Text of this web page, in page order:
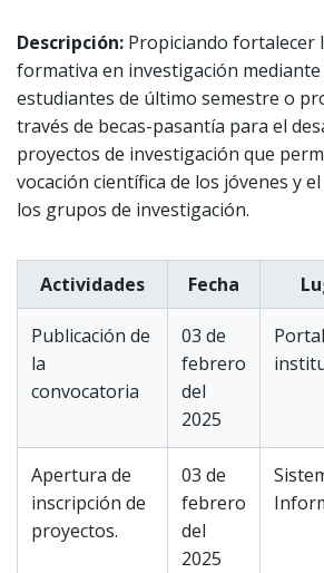
Descripción: Propiciando fortalecer
formativa en investigación mediante
estudiantes de último semestre o
través de becas-pasantía para el
proyectos de investigación que
vocación científica de los jóvenes y
los grupos de investigación.
Actividades Fecha
Publicación de
la
convocatoria
03 de
febrero
del
2025
Apertura de
inscripción de
proyectos.
03 de
febrero
del
2025